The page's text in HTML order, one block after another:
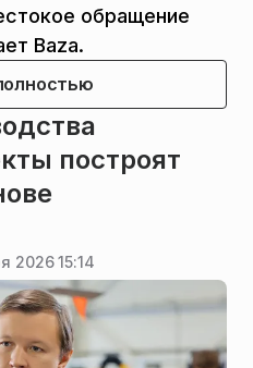
обращение
Baza.
построят
2026 15:14